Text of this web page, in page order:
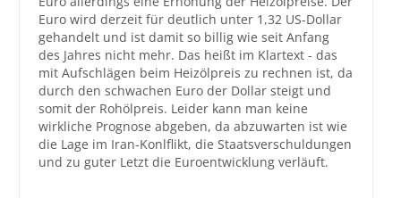
Wunschpreis Benachrichtigung
Großbestellungen
Produkte
Service
Euro wird derzeit für deutlich unter 1,32 US-Dollar
gehandelt und ist damit so billig wie seit Anfang
des Jahres nicht mehr. Das heißt im Klartext - das
mit Aufschlägen beim Heizölpreis zu rechnen ist, da
durch den schwachen Euro der Dollar steigt und
somit der Rohölpreis. Leider kann man keine
wirkliche Prognose abgeben, da abzuwarten ist wie
die Lage im Iran-Konlflikt, die Staatsverschuldungen
und zu guter Letzt die Euroentwicklung verläuft.